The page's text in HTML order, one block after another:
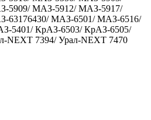
5909/ МАЗ-5912/ МАЗ-5917/
63176430/ МАЗ-6501/ МАЗ-6516/
5401/ КрАЗ-6503/ КрАЗ-6505/
NEXT 7394/ Урал-NEXT 7470